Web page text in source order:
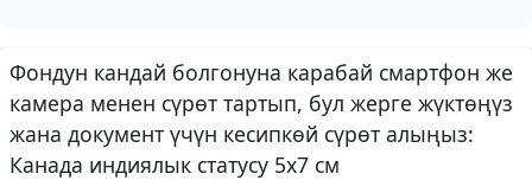
Фондун кандай болгонуна карабай смартфон же
камера менен сүрөт тартып, бул жерге жүктөңүз
жана документ үчүн кесипкөй сүрөт алыңыз:
Канада индиялык статусу 5x7 см